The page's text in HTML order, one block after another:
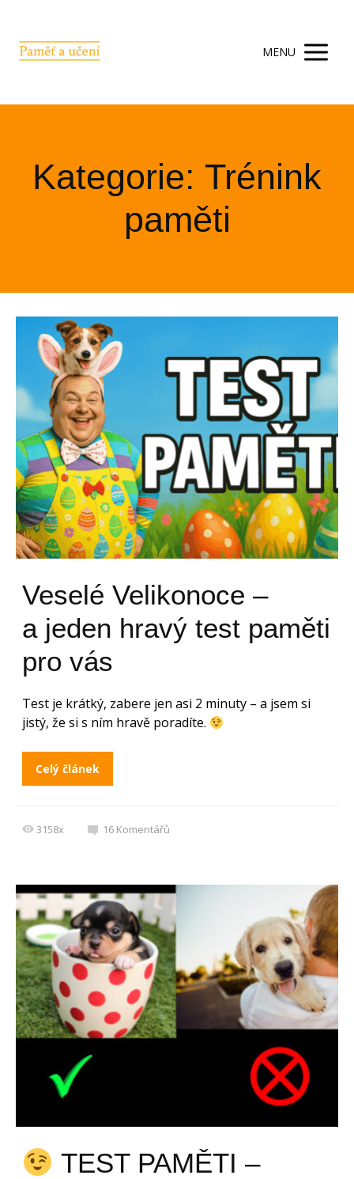
MENU
Kategorie: Trénink
paměti
Veselé Velikonoce –
a jeden hravý test paměti
pro vás
Test je krátký, zabere jen asi 2 minuty – a jsem si
jistý, že si s ním hravě poradíte.
Celý článek
3158x 16 Komentářů
TEST PAMĚTI –